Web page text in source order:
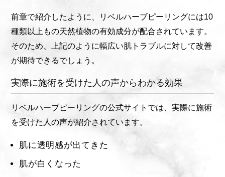
前章で紹介したように、リベルハーブピーリングには10
種類以上もの天然植物の有効成分が配合されています。
そのため、上記のように幅広い肌トラブルに対して改善
が期待できるでしょう。
実際に施術を受けた人の声からわかる効果
リベルハーブピーリングの公式サイトでは、実際に施術
を受けた人の声が紹介されています。
肌に透明感が出てきた
肌が白くなった